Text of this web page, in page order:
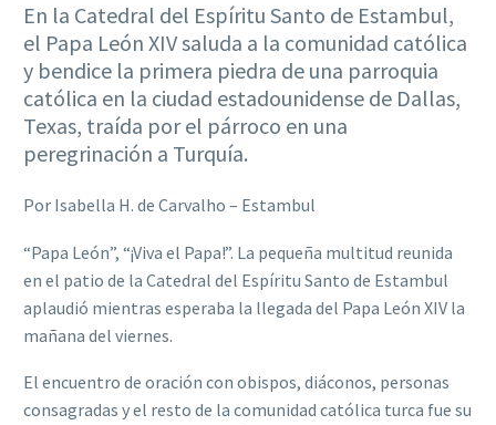
En la Catedral del Espíritu Santo de Estambul,
el Papa León XIV saluda a la comunidad católica
y bendice la primera piedra de una parroquia
católica en la ciudad estadounidense de Dallas,
Texas, traída por el párroco en una
peregrinación a Turquía.
Por Isabella H. de Carvalho – Estambul
“Papa León”, “¡Viva el Papa!”. La pequeña multitud reunida
en el patio de la Catedral del Espíritu Santo de Estambul
aplaudió mientras esperaba la llegada del Papa León XIV la
mañana del viernes.
El encuentro de oración con obispos, diáconos, personas
consagradas y el resto de la comunidad católica turca fue su